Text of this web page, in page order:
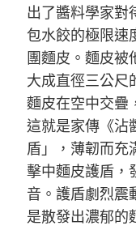
出了醬料學家對
包水餃的極限速
團麵皮。麵皮被
大成直徑三公尺
麵皮在空中交疊
這就是家傳《沾
盾」，薄韌而充
擊中麵皮護盾，
音。護盾劇烈震
是散發出濃郁的